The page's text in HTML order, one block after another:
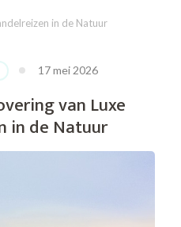
in de Natuur
17 mei 2026
van Luxe
in de Natuur